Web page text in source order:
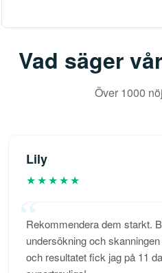
Vad säger
Över 1000
Lily
★★★★★
Rekommendera dem starkt.
undersökning och
och resultatet fick jag på 11